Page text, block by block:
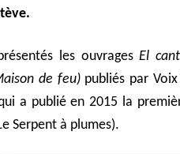
les ouvragesEl
de feu)publiés par Voix
a publié en 2015 la
Serpent à plumes).